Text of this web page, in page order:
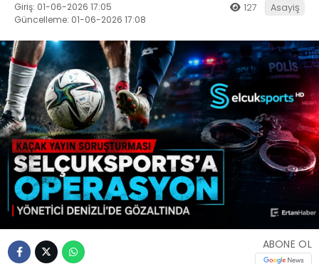
Giriş: 01-06-2026 17:05
Güncelleme: 01-06-2026 17:08
127 Asayiş
ABONE OL